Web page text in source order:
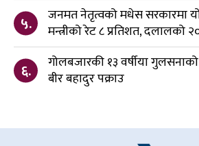
५.
जनमत नेतृत्वको मधेस सरकारमा
मन्त्रीको रेट ८ प्रतिशत, दलालको
६.
गोलबजारकी १३ वर्षीया
बीर बहादुर पक्राउ